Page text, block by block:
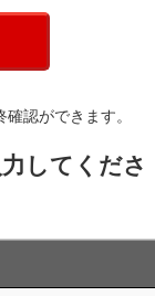
認ができます。
してくださ